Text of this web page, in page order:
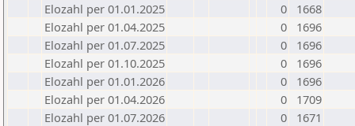
Elozahl per 01.01.2025
0
1668
Elozahl per 01.04.2025
0
1696
Elozahl per 01.07.2025
0
1696
Elozahl per 01.10.2025
0
1696
Elozahl per 01.01.2026
0
1696
Elozahl per 01.04.2026
0
1709
Elozahl per 01.07.2026
0
1671